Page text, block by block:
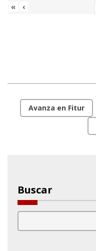
« ‹
Avanza en Fitur
Buscar